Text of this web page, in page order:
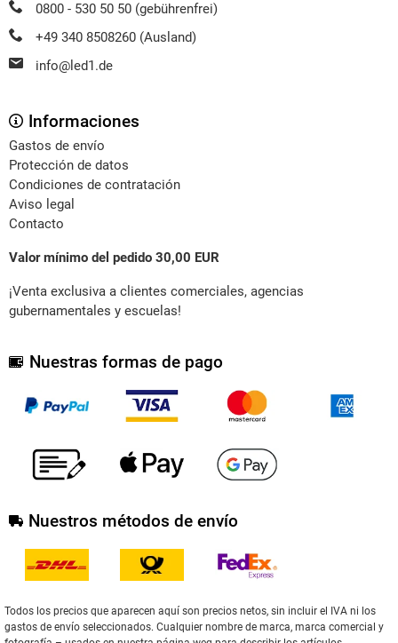
0800 - 530 50 50 (gebührenfrei)
+49 340 8508260 (Ausland)
info@led1.de
Informaciones
Gastos de envío
Protección de datos
Condiciones de contratación
Aviso legal
Contacto
Valor mínimo del pedido 30,00 EUR
¡Venta exclusiva a clientes comerciales, agencias
gubernamentales y escuelas!
Nuestras formas de pago
Nuestros métodos de envío
Todos los precios que aparecen aquí son precios netos, sin incluir el IVA ni los
gastos de envío seleccionados. Cualquier nombre de marca, marca comercial y